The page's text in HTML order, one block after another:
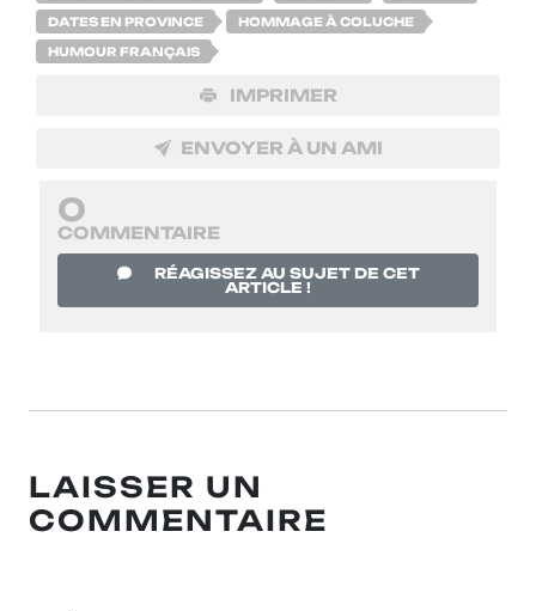
DATES EN PROVINCE HOMMAGE À COLUCHE
HUMOUR FRANÇAIS
IMPRIMER
ENVOYER À UN AMI
0
COMMENTAIRE
RÉAGISSEZ AU SUJET DE CET
ARTICLE !
LAISSER UN
COMMENTAIRE